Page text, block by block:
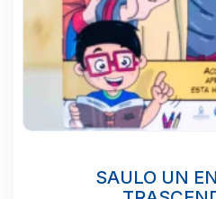
SAULO UN